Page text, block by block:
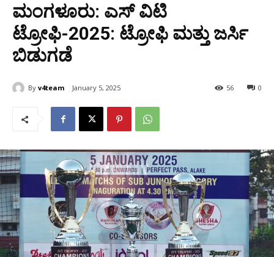
ಮಂಗಳೂರು: ಎಸ್‌ ವಿಟಿ
ಟ್ರೋಫಿ-2025: ಟ್ರೋಫಿ ಮತ್ತು ಜರ್ಸಿ
ಬಿಡುಗಡೆ
By v4team January 5, 2025 0
56